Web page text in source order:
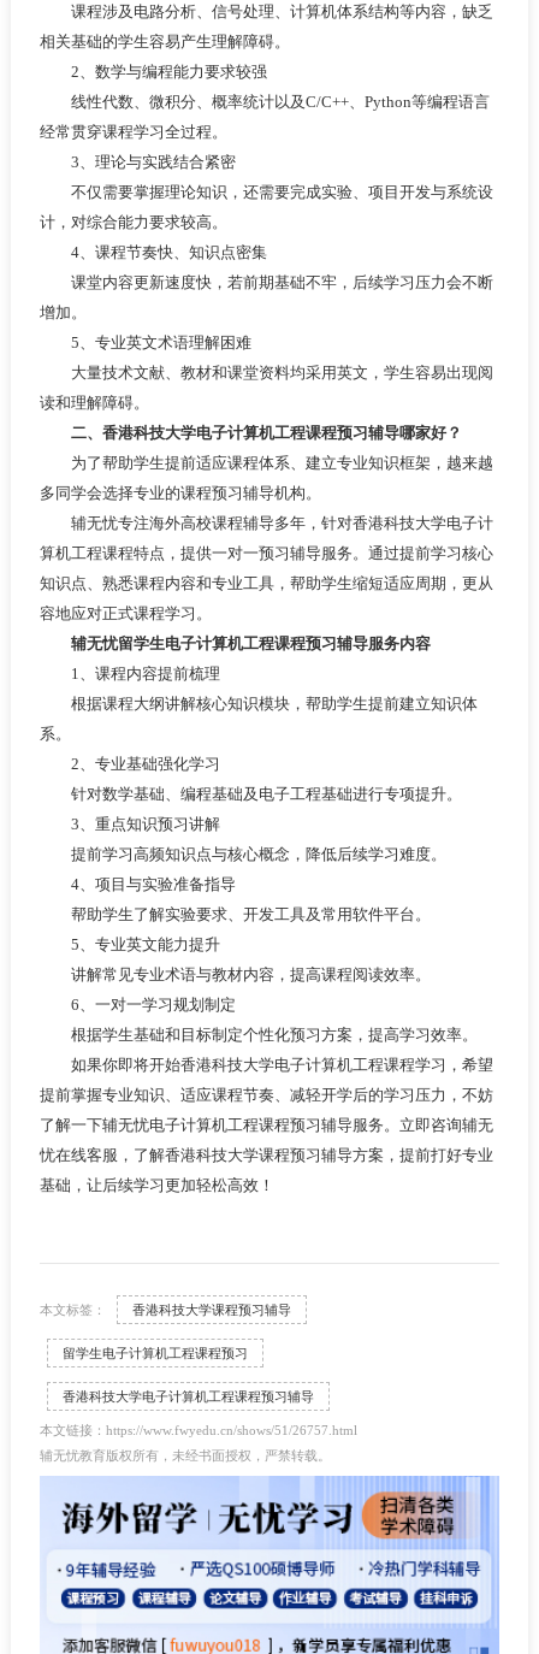
课程涉及电路分析、信号处理、计算机体系结构等内容，缺乏
相关基础的学生容易产生理解障碍。
2、数学与编程能力要求较强
线性代数、微积分、概率统计以及C/C++、Python等编程语言
经常贯穿课程学习全过程。
3、理论与实践结合紧密
不仅需要掌握理论知识，还需要完成实验、项目开发与系统设
计，对综合能力要求较高。
4、课程节奏快、知识点密集
课堂内容更新速度快，若前期基础不牢，后续学习压力会不断
增加。
5、专业英文术语理解困难
大量技术文献、教材和课堂资料均采用英文，学生容易出现阅
读和理解障碍。
二、香港科技大学电子计算机工程课程预习辅导哪家好？
为了帮助学生提前适应课程体系、建立专业知识框架，越来越
多同学会选择专业的课程预习辅导机构。
辅无忧专注海外高校课程辅导多年，针对香港科技大学电子计
算机工程课程特点，提供一对一预习辅导服务。通过提前学习核心
知识点、熟悉课程内容和专业工具，帮助学生缩短适应周期，更从
容地应对正式课程学习。
辅无忧留学生电子计算机工程课程预习辅导服务内容
1、课程内容提前梳理
根据课程大纲讲解核心知识模块，帮助学生提前建立知识体
系。
2、专业基础强化学习
针对数学基础、编程基础及电子工程基础进行专项提升。
3、重点知识预习讲解
提前学习高频知识点与核心概念，降低后续学习难度。
4、项目与实验准备指导
帮助学生了解实验要求、开发工具及常用软件平台。
5、专业英文能力提升
讲解常见专业术语与教材内容，提高课程阅读效率。
6、一对一学习规划制定
根据学生基础和目标制定个性化预习方案，提高学习效率。
如果你即将开始香港科技大学电子计算机工程课程学习，希望
提前掌握专业知识、适应课程节奏、减轻开学后的学习压力，不妨
了解一下辅无忧电子计算机工程课程预习辅导服务。立即咨询辅无
忧在线客服，了解香港科技大学课程预习辅导方案，提前打好专业
基础，让后续学习更加轻松高效！
本文标签： 香港科技大学课程预习辅导
留学生电子计算机工程课程预习
香港科技大学电子计算机工程课程预习辅导
本文链接：https://www.fwyedu.cn/shows/51/26757.html
辅无忧教育版权所有，未经书面授权，严禁转载。